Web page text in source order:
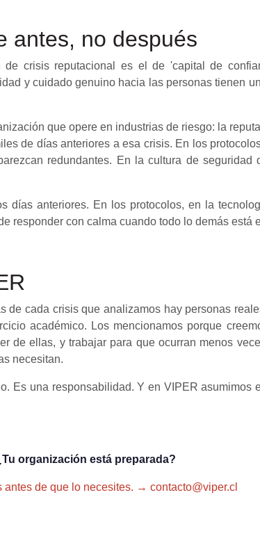
antes, no después
crisis reputacional es el de 'capital de
y cuidado genuino hacia las personas tienen
que opere en industrias de riesgo: la
de días anteriores a esa crisis. En los
redundantes. En la cultura de
días anteriores. En los protocolos, en la
responder con calma cuando todo lo demás está
de cada crisis que analizamos hay personas
académico. Los mencionamos porque
de ellas, y trabajar para que ocurran menos
necesitan.
Es una responsabilidad. Y en VIPER asumimos
organización está preparada?
antes de que lo necesites. → contacto@viper.cl